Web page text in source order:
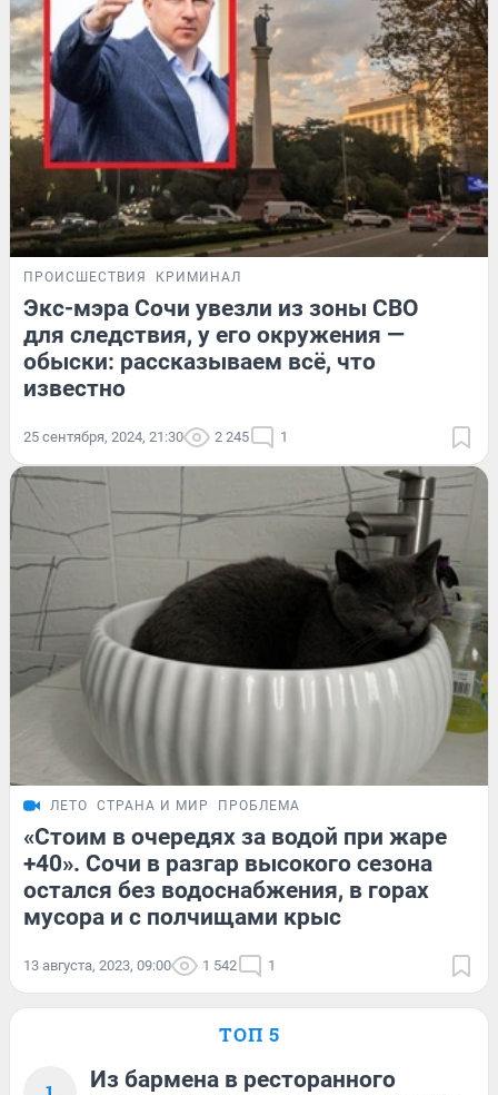
ПРОИСШЕСТВИЯ КРИМИНАЛ
Экс-мэра Сочи увезли из зоны СВО
для следствия, у его окружения —
обыски: рассказываем всё, что
известно
25 сентября, 2024, 21:30 2 245 1
ЛЕТО СТРАНА И МИР ПРОБЛЕМА
«Стоим в очередях за водой при жаре
+40». Сочи в разгар высокого сезона
остался без водоснабжения, в горах
мусора и с полчищами крыс
13 августа, 2023, 09:00 1 542 1
ТОП 5
Из бармена в ресторанного